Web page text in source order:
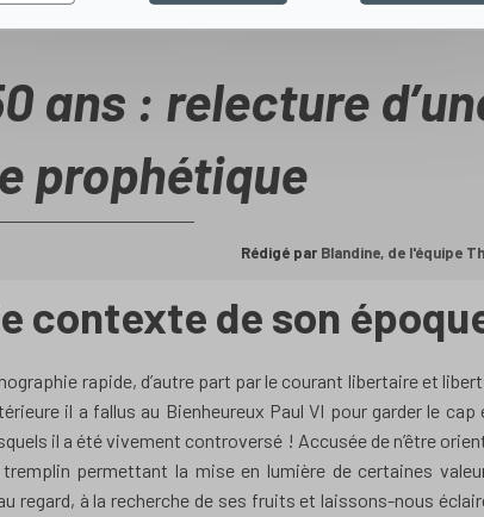
ans : relecture
prophétique
Rédigé par Blandine, de l'équipe
contexte de son
rapide, d’autre part par le courant libertaire et
il a fallus au Bienheureux Paul VI pour garder le cap
il a été vivement controversé ! Accusée de n’être
permettant la mise en lumière de certaines
regard, à la recherche de ses fruits et laissons-nous